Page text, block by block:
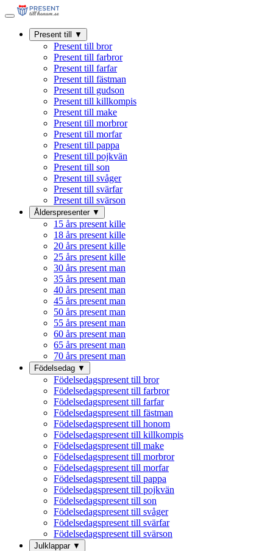
Present till ▼
Present till bror
Present till farbror
Present till farfar
Present till fästman
Present till gudson
Present till killkompis
Present till make
Present till morbror
Present till morfar
Present till pappa
Present till pojkvän
Present till son
Present till svåger
Present till svärfar
Present till svärson
Ålderspresenter ▼
15 års present kille
18 års present kille
20 års present kille
25 års present kille
30 års present man
35 års present man
40 års present man
45 års present man
50 års present man
55 års present man
60 års present man
65 års present man
70 års present man
Födelsedag ▼
Födelsedagspresent till bror
Födelsedagspresent till farbror
Födelsedagspresent till farfar
Födelsedagspresent till fästman
Födelsedagspresent till honom
Födelsedagspresent till killkompis
Födelsedagspresent till make
Födelsedagspresent till morbror
Födelsedagspresent till morfar
Födelsedagspresent till pappa
Födelsedagspresent till pojkvän
Födelsedagspresent till son
Födelsedagspresent till svåger
Födelsedagspresent till svärfar
Födelsedagspresent till svärson
Julklappar ▼